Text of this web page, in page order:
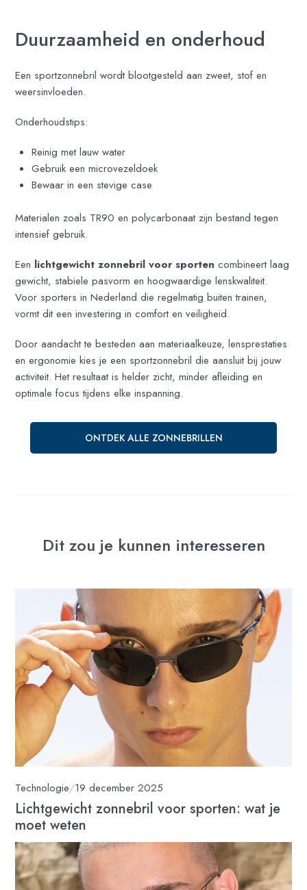
Duurzaamheid en onderhoud
Een sportzonnebril wordt blootgesteld aan zweet, stof en
weersinvloeden.
Onderhoudstips:
Reinig met lauw water
Gebruik een microvezeldoek
Bewaar in een stevige case
Materialen zoals TR90 en polycarbonaat zijn bestand tegen
intensief gebruik.
Een lichtgewicht zonnebril voor sporten combineert laag
gewicht, stabiele pasvorm en hoogwaardige lenskwaliteit.
Voor sporters in Nederland die regelmatig buiten trainen,
vormt dit een investering in comfort en veiligheid.
Door aandacht te besteden aan materiaalkeuze, lensprestaties
en ergonomie kies je een sportzonnebril die aansluit bij jouw
activiteit. Het resultaat is helder zicht, minder afleiding en
optimale focus tijdens elke inspanning.
ONTDEK ALLE ZONNEBRILLEN
Dit zou je kunnen interesseren
Technologie/19 december 2025
Lichtgewicht zonnebril voor sporten: wat je
moet weten